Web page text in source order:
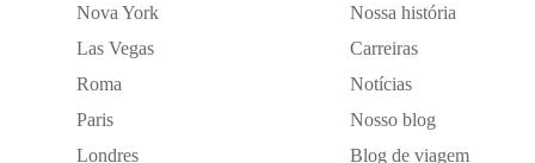
Nova York
Las Vegas
Roma
Paris
Londres
Nossa história
Carreiras
Notícias
Nosso blog
Blog de viagem